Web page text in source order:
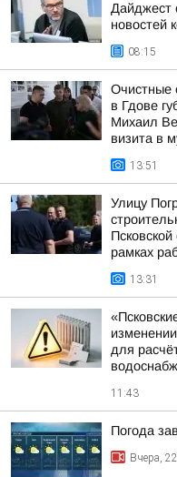
Дайджест
новостей
08:15
Очистные
в Гдове
Михаил
визита в
13:51
Улицу
рамках
13:31
для
11:43
Погода
Вчера,